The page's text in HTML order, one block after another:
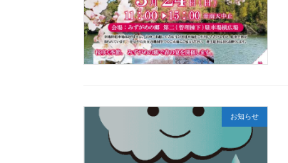
お知らせ